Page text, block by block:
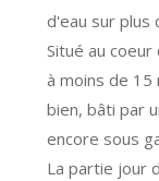
d'eau sur plus
Situé au
à moins de 15
bien, bâti par
encore sous
La partie jour